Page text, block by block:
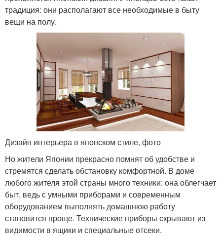
традиция: они располагают все необходимые в быту
вещи на полу.
Дизайн интерьера в японском стиле, фото
Но жители Японии прекрасно помнят об удобстве и
стремятся сделать обстановку комфортной. В доме
любого жителя этой страны много техники: она облегчает
быт, ведь с умными приборами и современным
оборудованием выполнять домашнюю работу
становится проще. Технические приборы скрывают из
видимости в ящики и специальные отсеки.